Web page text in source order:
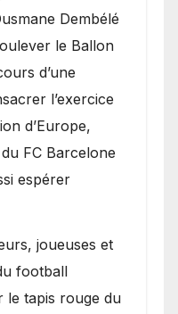
Dembélé
le Ballon
d’une
l’exercice
d’Europe,
FC Barcelone
espérer
joueuses et
football
le tapis rouge du